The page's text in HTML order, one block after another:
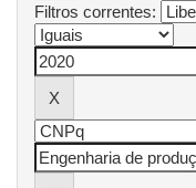
Filtros correntes: